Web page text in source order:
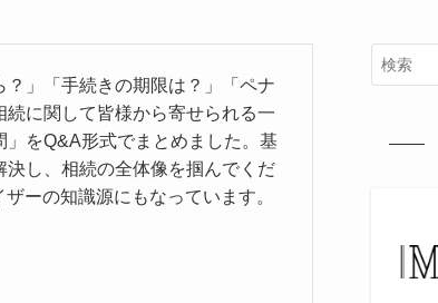
？」「手続きの期限は？」「ペナ
続に関して皆様から寄せられる一
」をQ&A形式でまとめました。基
決し、相続の全体像を掴んでくだ
ーの知識源にもなっています。